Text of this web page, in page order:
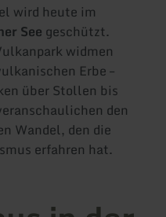
wird heute im
See geschützt.
widmen
Erbe –
über Stollen bis
den
Wandel, den die
erfahren hat.